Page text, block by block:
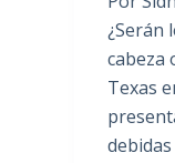
¿Serán
cabeza
Texas